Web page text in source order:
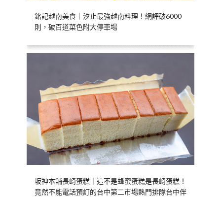
銘記越南美食｜汐止最強越南料理！網評破6000
則，破百道菜色附大停車場
坂神本舖長崎蛋糕｜這不是蜂蜜蛋糕是長崎蛋糕！
竟然不能電話預訂的台中第二市場熱門排隊台中伴